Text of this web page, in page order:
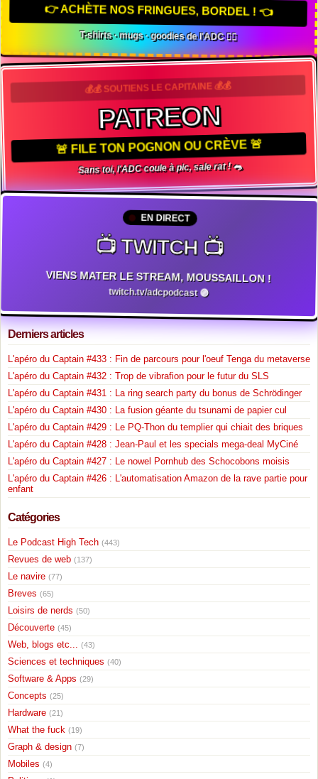
👉 ACHÈTE NOS FRINGUES, BORDEL ! 👈
T-shirts · mugs · goodies de l'ADC 🏴‍☠️
💰💰 SOUTIENS LE CAPITAINE 💰💰
PATREON
🚨 FILE TON POGNON OU CRÈVE 🚨
Sans toi, l'ADC coule à pic, sale rat ! 🐀
EN DIRECT
📺 TWITCH 📺
VIENS MATER LE STREAM, MOUSSAILLON !
twitch.tv/adcpodcast 🟣
Derniers articles
L'apéro du Captain #433 : Fin de parcours pour l'oeuf Tenga du metaverse
L'apéro du Captain #432 : Trop de vibrafion pour le futur du SLS
L'apéro du Captain #431 : La ring search party du bonus de Schrödinger
L'apéro du Captain #430 : La fusion géante du tsunami de papier cul
L'apéro du Captain #429 : Le PQ-Thon du templier qui chiait des briques
L'apéro du Captain #428 : Jean-Paul et les specials mega-deal MyCiné
L'apéro du Captain #427 : Le nowel Pornhub des Schocobons moisis
L'apéro du Captain #426 : L'automatisation Amazon de la rave partie pour
enfant
Catégories
Le Podcast High Tech (443)
Revues de web (137)
Le navire (77)
Breves (65)
Loisirs de nerds (50)
Découverte (45)
Web, blogs etc... (43)
Sciences et techniques (40)
Software & Apps (29)
Concepts (25)
Hardware (21)
What the fuck (19)
Graph & design (7)
Mobiles (4)